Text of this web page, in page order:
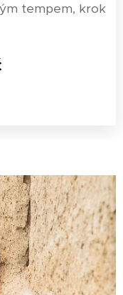
tempem, krok